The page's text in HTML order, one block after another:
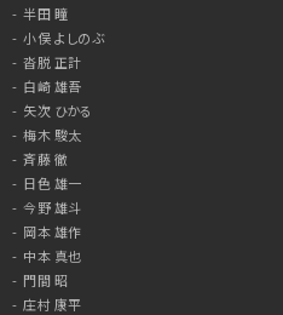
半田 瞳
小俣 よしのぶ
沓脱 正計
白崎 雄吾
矢次 ひかる
梅木 駿太
斉藤 徹
日色 雄一
今野 雄斗
岡本 雄作
中本 真也
門間 昭
庄村 康平